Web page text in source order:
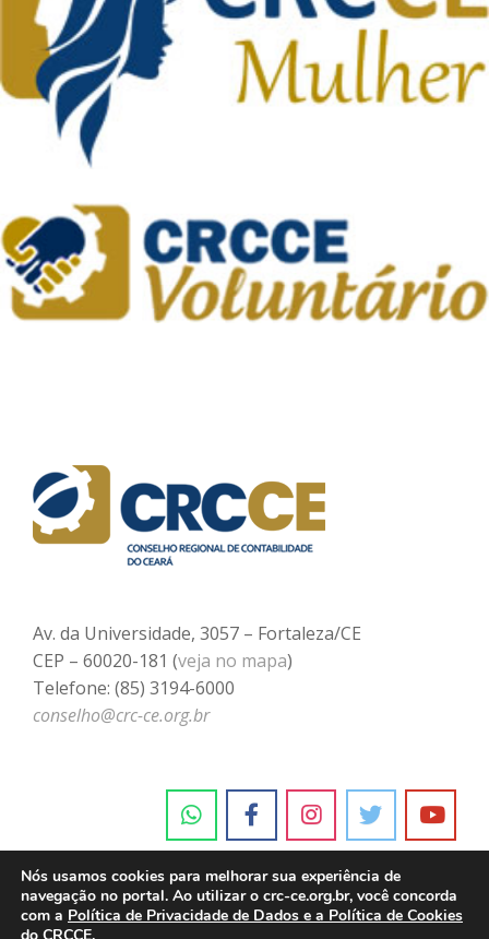
Av. da Universidade, 3057 – Fortaleza/CE
CEP – 60020-181 (veja no mapa)
Telefone: (85) 3194-6000
conselho@crc-ce.org.br
Nós usamos cookies para melhorar sua experiência de
navegação no portal. Ao utilizar o crc-ce.org.br, você concorda
com a Política de Privacidade de Dados e a Política de Cookies